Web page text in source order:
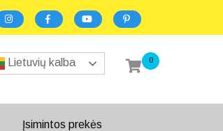
Lietuvių kalba 0
Įsimintos prekės